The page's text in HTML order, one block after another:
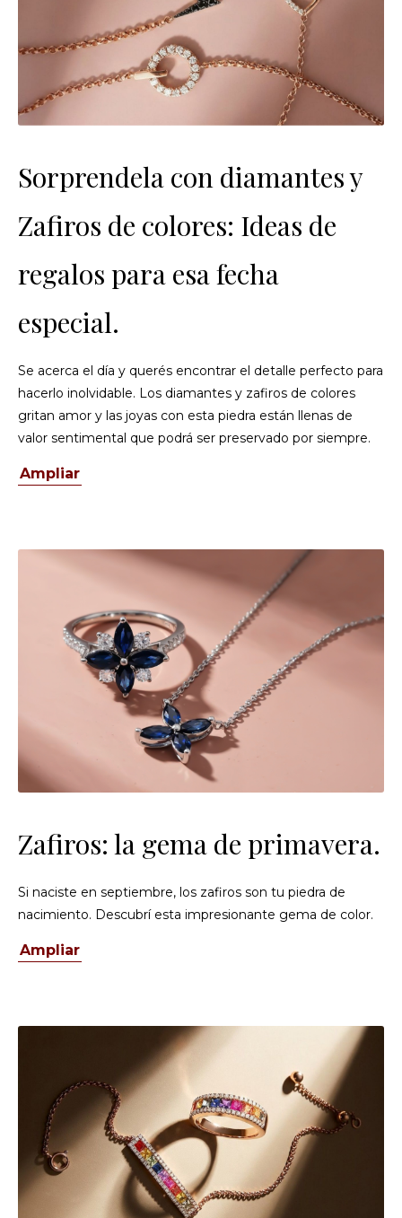
Sorprendela con diamantes y
Zafiros de colores: Ideas de
regalos para esa fecha
especial.
Se acerca el día y querés encontrar el detalle perfecto para
hacerlo inolvidable. Los diamantes y zafiros de colores
gritan amor y las joyas con esta piedra están llenas de
valor sentimental que podrá ser preservado por siempre.
Ampliar
Zafiros: la gema de primavera.
Si naciste en septiembre, los zafiros son tu piedra de
nacimiento. Descubrí esta impresionante gema de color.
Ampliar